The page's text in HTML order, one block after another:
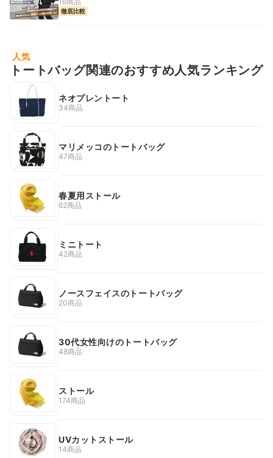
徹底比較
人気
トートバッグ関連のおすすめ人気ランキング
ネオプレントート
34商品
マリメッコのトートバッグ
47商品
春夏用ストール
62商品
ミニトート
42商品
ノースフェイスのトートバッグ
20商品
30代女性向けのトートバッグ
48商品
ストール
174商品
UVカットストール
14商品